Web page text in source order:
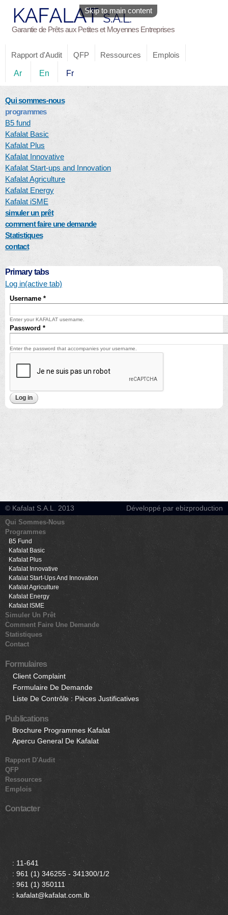
Skip to main content
Garantie de Prêts aux Petites et Moyennes Entreprises
Rapport d'Audit QFP Ressources Emplois
Ar En Fr
Qui sommes-nous
programmes
B5 fund
Kafalat Basic
Kafalat Plus
Kafalat Innovative
Kafalat Start-ups and Innovation
Kafalat Agriculture
Kafalat Energy
Kafalat iSME
simuler un prêt
comment faire une demande
Statistiques
contact
Primary tabs
Log in(active tab)
Username *
Enter your KAFALAT username.
Password *
Enter the password that accompanies your username.
© Kafalat S.A.L. 2013 Développé par ebizproduction
Qui Sommes-Nous
Programmes
B5 Fund
Kafalat Basic
Kafalat Plus
Kafalat Innovative
Kafalat Start-Ups And Innovation
Kafalat Agriculture
Kafalat Energy
Kafalat ISME
Simuler Un Prêt
Comment Faire Une Demande
Statistiques
Contact
Formulaires
Client Complaint
Formulaire De Demande
Liste De Contrôle : Pièces Justificatives
Publications
Brochure Programmes Kafalat
Apercu General De Kafalat
Rapport D'Audit
QFP
Ressources
Emplois
Contacter
: 11-641
: 961 (1) 346255 - 341300/1/2
: 961 (1) 350111
: kafalat@kafalat.com.lb